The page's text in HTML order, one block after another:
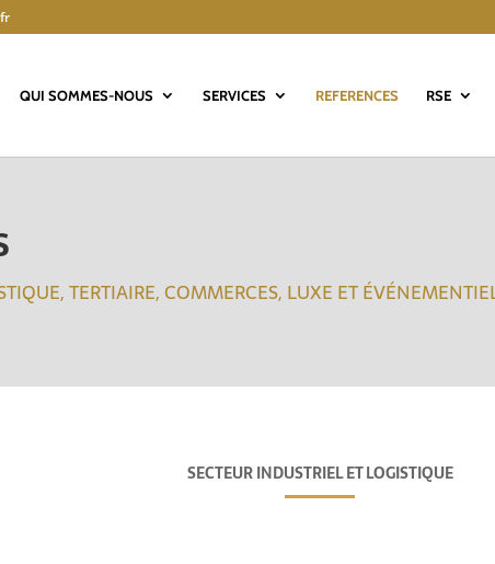
QUI SOMMES-NOUS SERVICES REFERENCES RSE
TERTIAIRE, COMMERCES, LUXE ET
SECTEUR INDUSTRIEL ET LOGISTIQUE